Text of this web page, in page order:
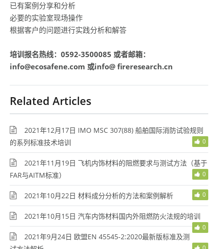
已有案例分享和分析
必要的实验室现场操作
根据客户的问题进行实践分析和解答
培训报名热线：0592-3500085 或者邮箱：
info@ecosafene.com 或info@ fireresearch.cn
Related Articles
2021年12月17日 IMO MSC 307(88) 船舶国际消防试验规则
的系列标准技术培训
0
2021年11月19日 飞机内饰材料的阻燃要求与测试方法（基于
FAR与AITM标准）
0
2021年10月22日 材料成分分析的方法和案例解析 0
2021年10月15日 汽车内饰材料国内外阻燃防火法规的培训
0
2021年9月24日 欧盟EN 45545-2:2020最新版标准及测